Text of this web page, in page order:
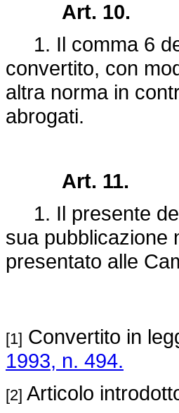
Art. 10.
1. Il comma 6
convertito, con
altra norma in
abrogati.
Art. 11.
1. Il presente
sua pubblicazione
presentato alle
[1] Convertito in
1993, n. 494.
[2] Articolo